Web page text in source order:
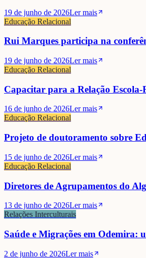
19 de junho de 2026Ler mais
Educação Relacional
Rui Marques participa na
19 de junho de 2026Ler mais
Educação Relacional
Capacitar para a Relação
16 de junho de 2026Ler mais
Educação Relacional
Projeto de doutoramento sobre
15 de junho de 2026Ler mais
Educação Relacional
Diretores de Agrupamentos do
13 de junho de 2026Ler mais
Relações Interculturais
Saúde e Migrações em Odemira:
2 de junho de 2026Ler mais